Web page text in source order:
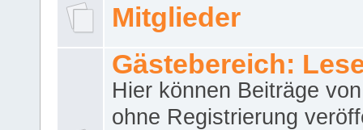
Mitglieder
Gästebereich:
Hier können Beiträge
ohne Registrierung